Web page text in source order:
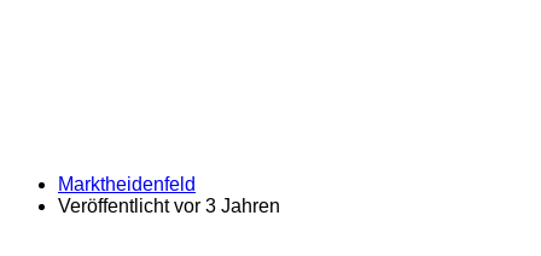
Marktheidenfeld
Veröffentlicht vor 3 Jahren